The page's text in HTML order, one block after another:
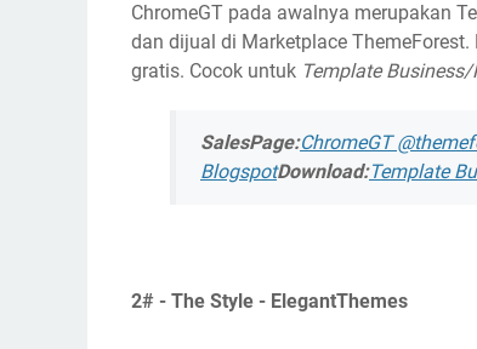
ChromeGT pada awalnya merupakan
dan dijual di Marketplace
gratis. Cocok untuk Template
SalesPage:ChromeGT
BlogspotDownload:Template
2# - The Style - ElegantThemes